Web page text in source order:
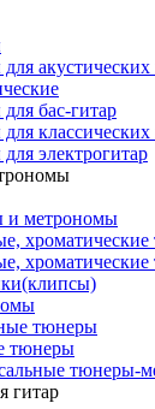
акустических
бас-гитар
электрогитар
и метрономы
тюнеры
тюнеры
тюнеры-
гитар